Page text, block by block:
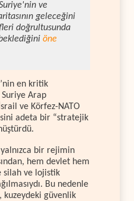
ve
geleceğini
doğrultusunda
öne
en kritik
Arap
ve Körfez-NATO
adeta bir “stratejik
bir rejimin
hem devlet hem
silah ve lojistik
Bu nedenle
kuzeydeki güvenlik